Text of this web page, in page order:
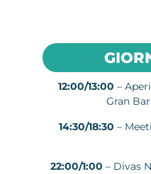
12:00/13:00 –
Gran
14:30/18:30 –
22:00/1:00 – Divas